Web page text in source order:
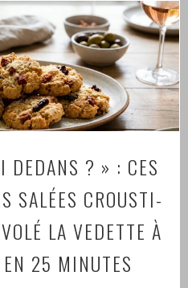
DEDANS ? » : CES
SALÉES CROUSTI-
LA VEDETTE À
25 MINUTES